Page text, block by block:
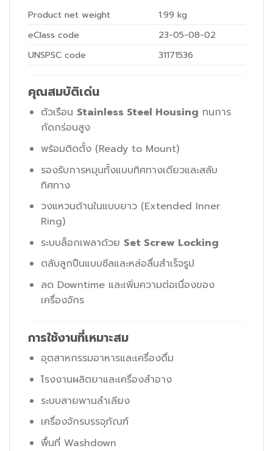
Product net weight 1.99 kg
eClass code
23-05-08-02
UNSPSC code
31171536
คุณสมบัติเด่น
ตัวเรือน Stainless Steel Housing ทนการ
กัดกร่อนสูง
พร้อมติดตั้ง (Ready to Mount)
รองรับการหมุนทั้งแบบทิศทางเดียวและสลับ
ทิศทาง
วงแหวนด้านในแบบยาว (Extended Inner
Ring)
ระบบล็อกเพลาด้วย Set Screw Locking
ตลับลูกปืนแบบซีลและหล่อลื่นสำเร็จรูป
ลด Downtime และเพิ่มความต่อเนื่องของ
เครื่องจักร
การใช้งานที่เหมาะสม
อุตสาหกรรมอาหารและเครื่องดื่ม
โรงงานผลิตยาและเครื่องสำอาง
ระบบสายพานลำเลียง
เครื่องจักรบรรจุภัณฑ์
พื้นที่ Washdown